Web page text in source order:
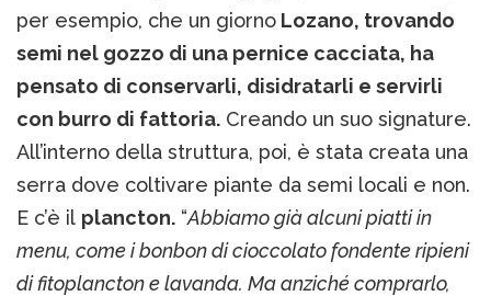
per esempio, che un giorno Lozano, trovando
semi nel gozzo di una pernice cacciata, ha
pensato di conservarli, disidratarli e servirli
con burro di fattoria. Creando un suo signature.
All’interno della struttura, poi, è stata creata una
serra dove coltivare piante da semi locali e non.
E c’è il plancton. “Abbiamo già alcuni piatti in
menu, come i bonbon di cioccolato fondente ripieni
di fitoplancton e lavanda. Ma anziché comprarlo,